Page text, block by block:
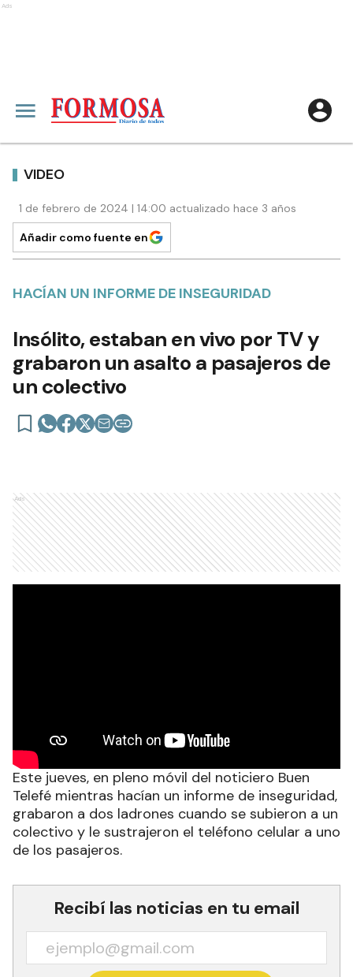
Ads
VIDEO
1 de febrero de 2024 | 14:00 actualizado hace 3 años
Añadir como fuente en
HACÍAN UN INFORME DE INSEGURIDAD
Insólito, estaban en vivo por TV y
grabaron un asalto a pasajeros de
un colectivo
Ads
Este jueves, en pleno móvil del noticiero Buen
Telefé mientras hacían un informe de inseguridad,
grabaron a dos ladrones cuando se subieron a un
colectivo y le sustrajeron el teléfono celular a uno
de los pasajeros.
Recibí las noticias en tu email